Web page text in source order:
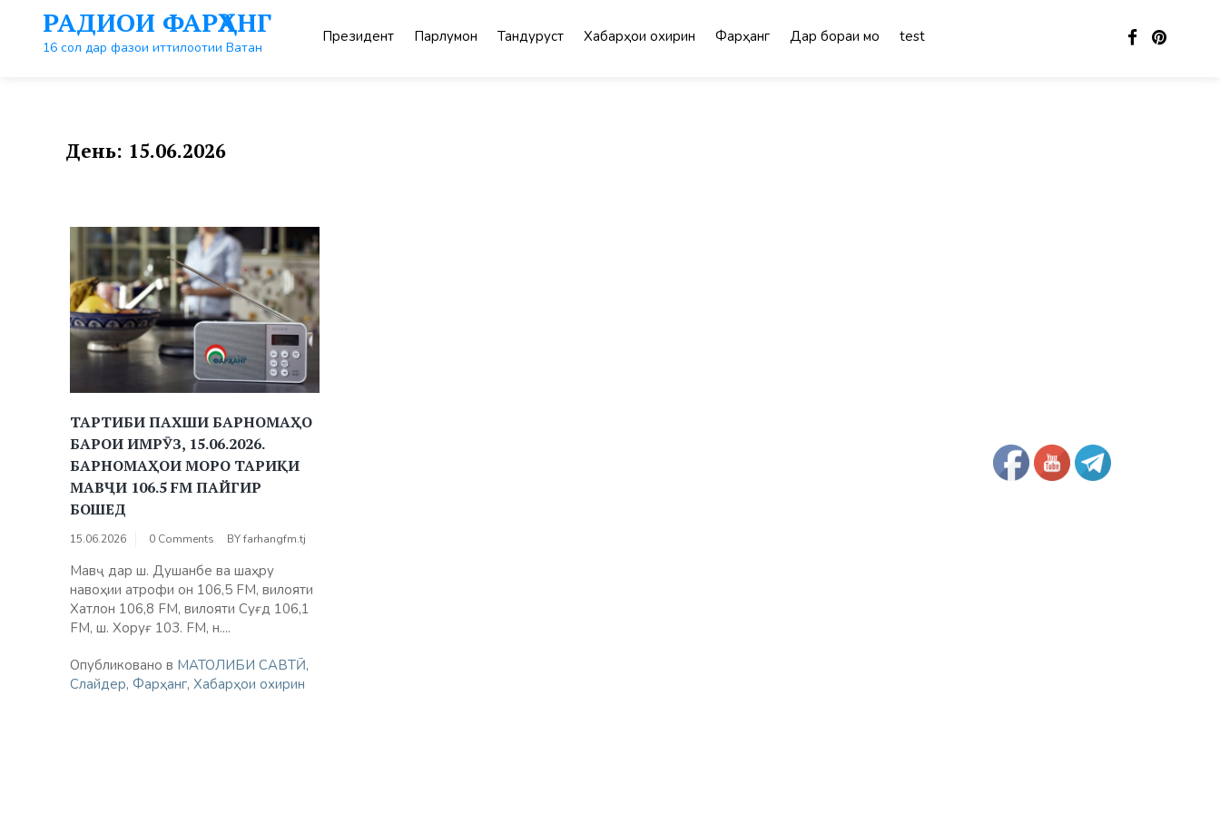
контенту
РАДИОИ ФАРҲАНГ
16 сол дар фазои иттилоотии Ватан
Президент Парлумон Тандурустӣ Хабарҳои охирин Фарҳанг Дар бораи мо test
День: 15.06.2026
ТАРТИБИ ПАХШИ БАРНОМАҲО
БАРОИ ИМРӮЗ, 15.06.2026.
БАРНОМАҲОИ МОРО ТАРИҚИ
МАВҶИ 106.5 FM ПАЙГИР
БОШЕД
15.06.2026 0 Comments BYfarhangfm.tj
Мавҷ дар ш. Душанбе ва шаҳру
навоҳии атрофи он 106,5 FM, вилояти
Хатлон 106,8 FM, вилояти Суғд 106,1
FM, ш. Хоруғ 103. FM, н....
Опубликовано в МАТОЛИБИ САВТӢ,
Слайдер, Фарҳанг, Хабарҳои охирин